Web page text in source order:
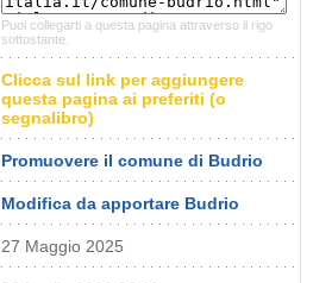
Puoi collegarti a questa pagina attraverso il rigo
sottostante.
Clicca sul link per aggiungere
questa pagina ai preferiti (o
segnalibro)
Promuovere il comune di Budrio
Modifica da apportare Budrio
27 Maggio 2025